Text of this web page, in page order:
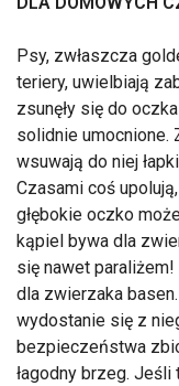
Psy, zwłaszcza
teriery, uwielbiają
zsunęły się do
solidnie umocnione.
wsuwają do niej
Czasami coś
głębokie oczko
kąpiel bywa dla
się nawet
dla zwierzaka
wydostanie się z
bezpieczeństwa
łagodny brzeg.